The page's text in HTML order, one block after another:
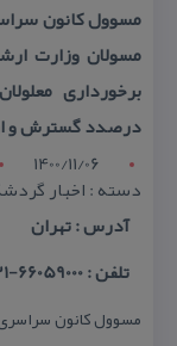
مسوول كانون
مسولان وزارت
برخورداری
درصدد گسترش و
1400/11/06
دسته : اخبار
آدرس : تهران
تلفن : 66059000-021
مسوول كانون